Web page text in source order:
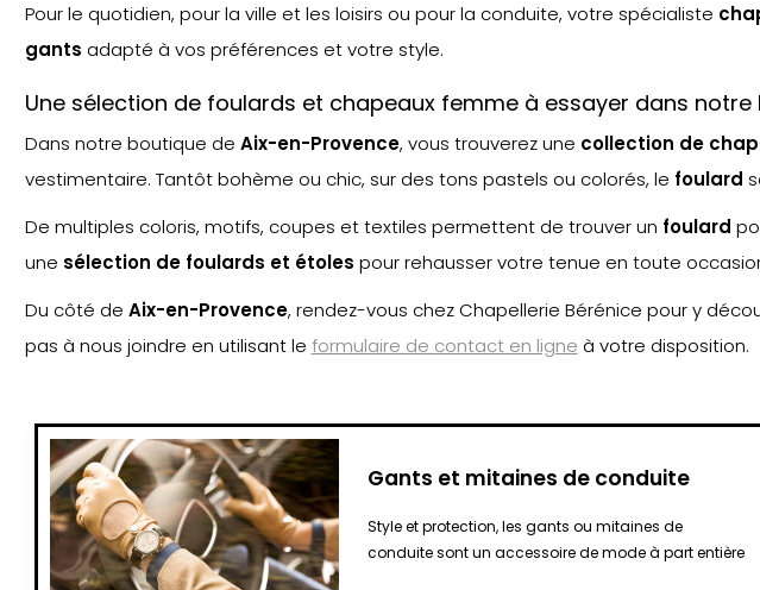
Pour le quotidien, pour la ville et les loisirs ou pour la conduite, votre spécialiste
gants adapté à vos préférences et votre style.
Une sélection de foulards et chapeaux femme à essayer dans
Dans notre boutique de Aix-en-Provence, vous trouverez une collection de
vestimentaire. Tantôt bohème ou chic, sur des tons pastels ou colorés, le foulard
De multiples coloris, motifs, coupes et textiles permettent de trouver un foulard
une sélection de foulards et étoles pour rehausser votre tenue en toute
Du côté de Aix-en-Provence, rendez-vous chez Chapellerie Bérénice pour y
pas à nous joindre en utilisant le formulaire de contact en ligne à votre disposition.
Gants et mitaines de conduite
Style et protection, les gants ou mitaines de
conduite sont un accessoire de mode à part entière